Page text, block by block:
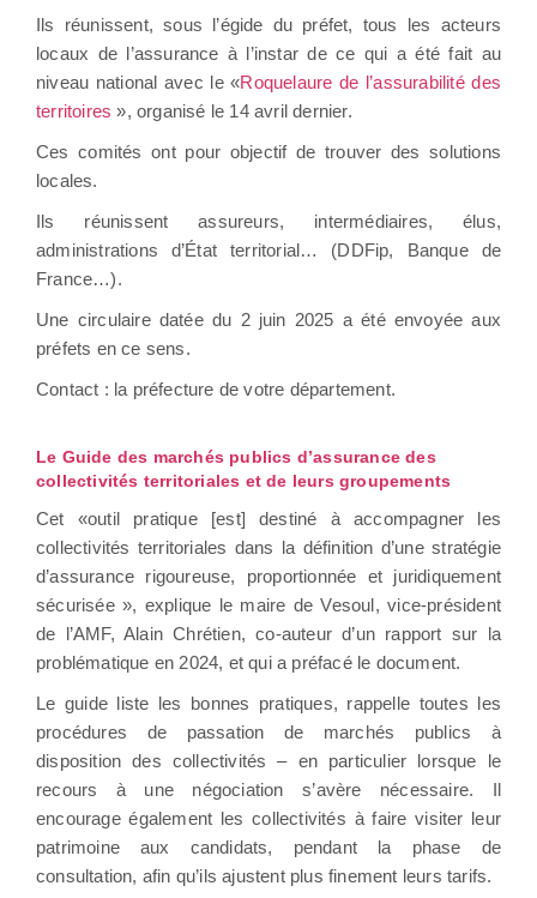
Ils réunissent, sous l’égide du préfet, tous les acteurs
locaux de l’assurance à l’instar de ce qui a été fait au
niveau national avec le «Roquelaure de l’assurabilité des
territoires », organisé le 14 avril dernier.
Ces comités ont pour objectif de trouver des solutions
locales.
Ils réunissent assureurs, intermédiaires, élus,
administrations d’État territorial… (DDFip, Banque de
France…).
Une circulaire datée du 2 juin 2025 a été envoyée aux
préfets en ce sens.
Contact : la préfecture de votre département.
Le Guide des marchés publics d’assurance des
collectivités territoriales et de leurs groupements
Cet «outil pratique [est] destiné à accompagner les
collectivités territoriales dans la définition d’une stratégie
d’assurance rigoureuse, proportionnée et juridiquement
sécurisée », explique le maire de Vesoul, vice-président
de l’AMF, Alain Chrétien, co-auteur d’un rapport sur la
problématique en 2024, et qui a préfacé le document.
Le guide liste les bonnes pratiques, rappelle toutes les
procédures de passation de marchés publics à
disposition des collectivités – en particulier lorsque le
recours à une négociation s’avère nécessaire. Il
encourage également les collectivités à faire visiter leur
patrimoine aux candidats, pendant la phase de
consultation, afin qu’ils ajustent plus finement leurs tarifs.